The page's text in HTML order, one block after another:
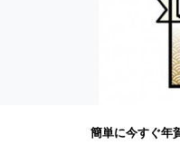
簡単に今すぐ年